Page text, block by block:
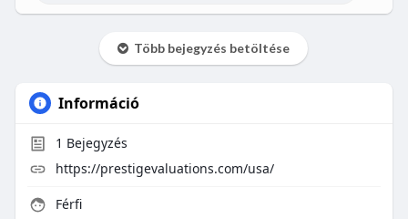
Több bejegyzés betöltése
Információ
1 Bejegyzés
https://prestigevaluations.com/usa/
Férfi